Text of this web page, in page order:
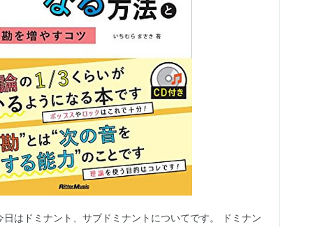
日はドミナント、サブドミナントについてです。 ドミナン